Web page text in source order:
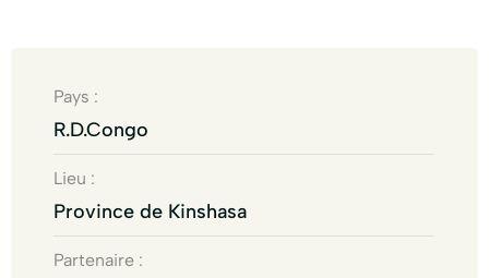
Pays :
R.D.Congo
Lieu :
Province de Kinshasa
Partenaire :